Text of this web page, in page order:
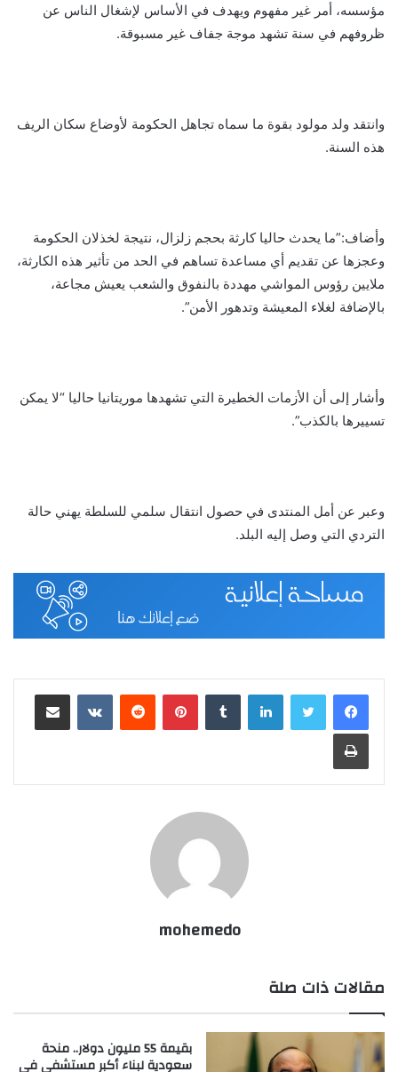
مؤسسه، أمر غير مفهوم ويهدف في الأساس لإشغال الناس عن
ظروفهم في سنة تشهد موجة جفاف غير مسبوقة.
وانتقد ولد مولود بقوة ما سماه تجاهل الحكومة لأوضاع سكان الريف
هذه السنة.
وأضاف:”ما يحدث حاليا كارثة بحجم زلزال، نتيجة لخذلان الحكومة
وعجزها عن تقديم أي مساعدة تساهم في الحد من تأثير هذه الكارثة،
ملايين رؤوس المواشي مهددة بالنفوق والشعب يعيش مجاعة،
بالإضافة لغلاء المعيشة وتدهور الأمن”.
وأشار إلى أن الأزمات الخطيرة التي تشهدها موريتانيا حاليا “لا يمكن
تسييرها بالكذب”.
وعبر عن أمل المنتدى في حصول انتقال سلمي للسلطة يهني حالة
التردي التي وصل إليه البلد.
لينكدإن بينتيريست مشاركة عبر البريد
طباعة
mohemedo
مقالات ذات صلة
بقيمة 55 مليون دولار.. منحة
سعودية لبناء أكبر مستشفى في